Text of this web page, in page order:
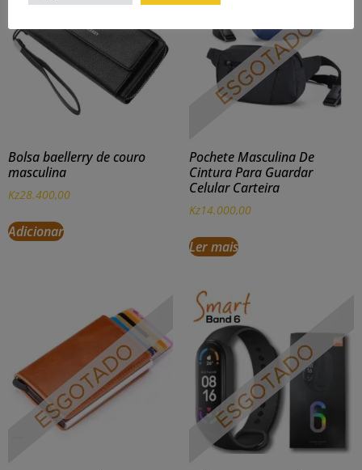
Bolsa baellerry de couro
masculina
Kz28.400,00
Adicionar
Pochete Masculina De
Cintura Para Guardar
Celular Carteira
Kz14.000,00
Ler mais